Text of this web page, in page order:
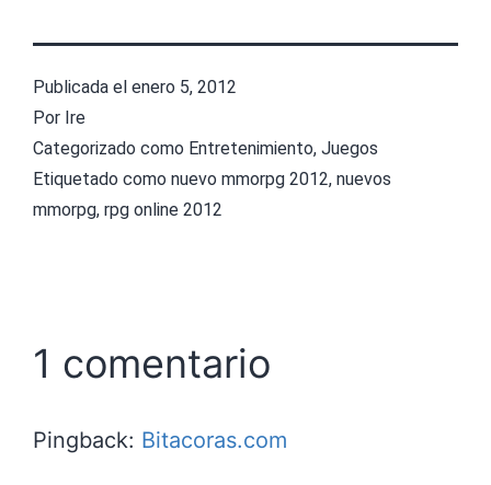
Publicada el enero 5, 2012
Por Ire
Categorizado como Entretenimiento, Juegos
Etiquetado como nuevo mmorpg 2012, nuevos
mmorpg, rpg online 2012
1 comentario
Pingback: Bitacoras.com